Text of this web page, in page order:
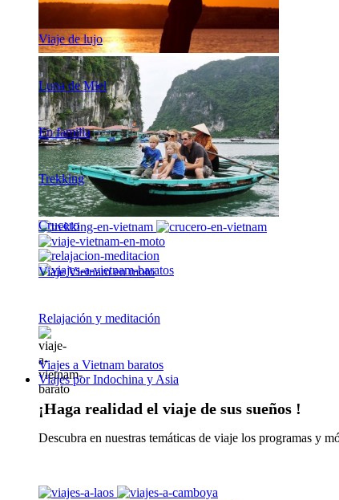
Viaje de lujo
Luna de Miel
En familia
Trekking
Crucero
Viaje Vietnam en moto
Relajación y meditación
Viajes a Vietnam baratos
Viajes por Indochina y Asia
¡Haga realidad el viaje de sus sueños !
Descubra en nuestras temáticas de viaje los programas y